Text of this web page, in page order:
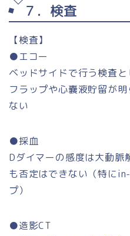
７．検査
【検査】
●エコー
ベッドサイドで行う検査
フラップや心嚢液貯留が
ない
●採血
Dダイマーの感度は大動脈
も否定はできない（特に
プ）
●造影CT